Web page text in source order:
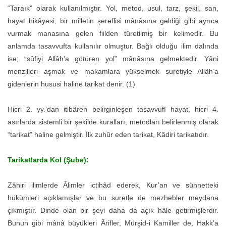
“Taraık” olarak kullanılmıştır. Yol, metod, usul, tarz, şekil, san,
hayat hikâyesi, bir milletin şereflisi mânâsına geldiği gibi ayrıca
vurmak manasına gelen fiilden türetilmiş bir kelimedir. Bu
anlamda tasavvufta kullanılır olmuştur. Bağlı olduğu ilim dalında
ise; “sûfiyi Allâh’a götüren yol” mânâsına gelmektedir. Yâni
menzilleri aşmak ve makamlara yükselmek suretiyle Allâh’a
gidenlerin hususi haline tarikat denir. (1)
Hicri 2. yy.’dan itibâren belirginleşen tasavvufî hayat, hicri 4.
asırlarda sistemli bir şekilde kuralları, metodları belirlenmiş olarak
“tarikat” haline gelmiştir. İlk zuhûr eden tarikat, Kâdiri tarikatıdır.
Tarikatlarda Kol (Şube):
Zâhiri ilimlerde Âlimler ictihâd ederek, Kur’an ve sünnetteki
hükümleri açıklamışlar ve bu suretle de mezhebler meydana
çıkmıştır. Dinde olan bir şeyi daha da açık hâle getirmişlerdir.
Bunun gibi mânâ büyükleri Ârifler, Mürşid-i Kamiller de, Hakk’a